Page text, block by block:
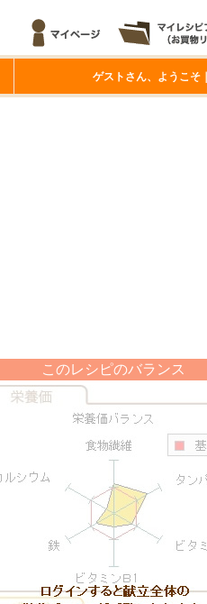
ゲストさん、ようこそ｜
このレシピのバランス